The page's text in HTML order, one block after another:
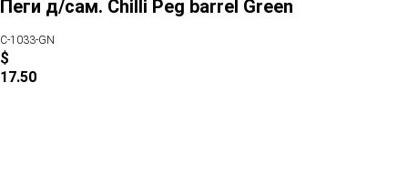
Пеги д/сам. Chilli Peg barrel Green
C-1033-GN
$
17.50